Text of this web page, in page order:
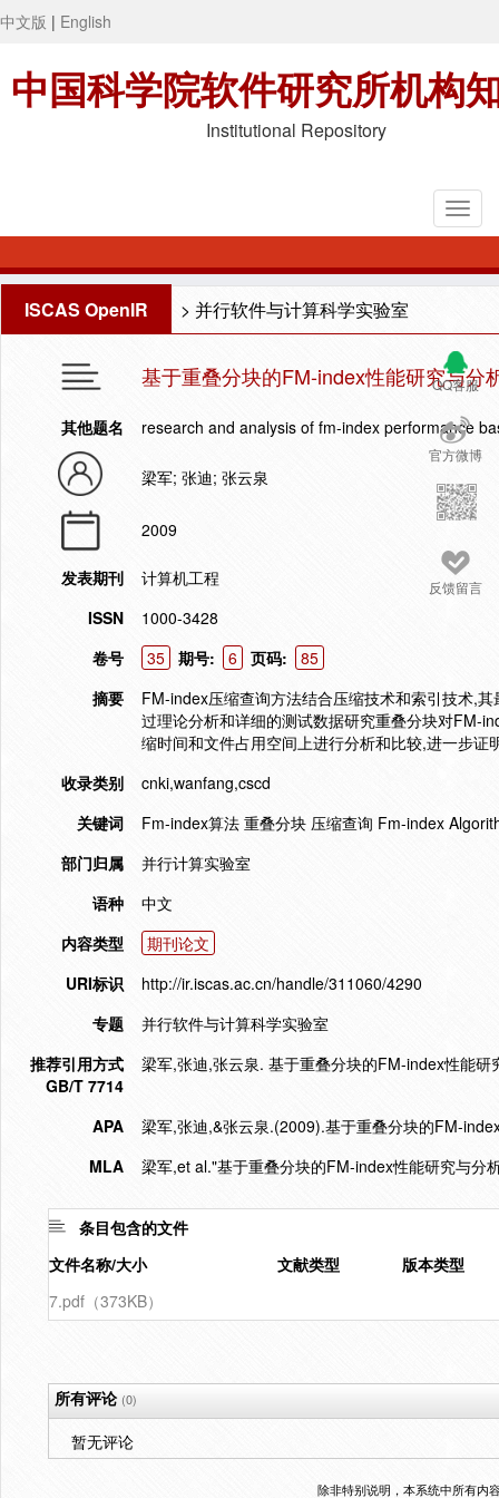
中文版 | English
中国科学院软件研究所机构
Institutional Repository
ISCAS OpenIR > 并行软件与计算科学实验室
QQ客服
官方微博
反馈留言
基于重叠分块的FM-index性能研究与分
其他题名 research and analysis of fm-index performance
梁军; 张迪; 张云泉
2009
发表期刊
计算机工程
ISSN
1000-3428
卷号
35 期号: 6 页码:
85
摘要
FM-index压缩查询方法结合压缩技术和索引技术,
过理论分析和详细的测试数据研究重叠分块对FM-
缩时间和文件占用空间上进行分析和比较,进一步
收录类别
cnki,wanfang,cscd
关键词
Fm-index算法 重叠分块 压缩查询 Fm-index
部门归属
并行计算实验室
语种
中文
内容类型
期刊论文
URI标识
http://ir.iscas.ac.cn/handle/311060/4290
专题
并行软件与计算科学实验室
推荐引用方式
GB/T 7714
梁军,张迪,张云泉. 基于重叠分块的FM-index性能
APA
梁军,张迪,&张云泉.(2009).基于重叠分块的FM-
MLA
梁军,et al."基于重叠分块的FM-index性能研究与分
条目包含的文件
文件名称/大小
文献类型
版本类型
7.pdf（373KB）
所有评论(0)
暂无评论
除非特别说明，本系统中所有内